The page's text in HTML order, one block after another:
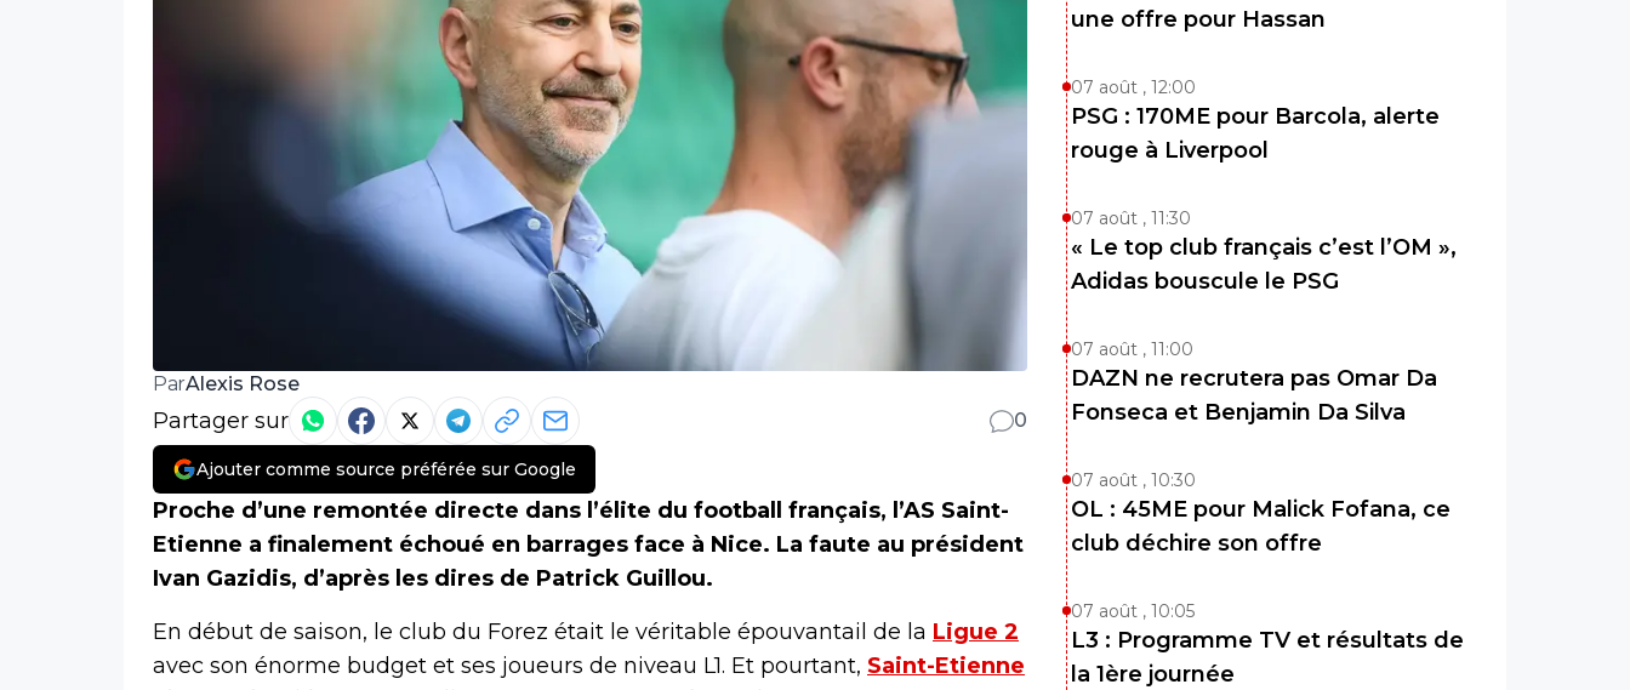
ParAlexis Rose
Partager sur 0
Ajouter comme source préférée sur Google
Proche d’une remontée directe dans l’élite du football français, l’AS Saint-
Etienne a finalement échoué en barrages face à Nice. La faute au président
Ivan Gazidis, d’après les dires de Patrick Guillou.
En début de saison, le club du Forez était le véritable épouvantail de la Ligue 2
avec son énorme budget et ses joueurs de niveau L1. Et pourtant, Saint-Etienne
une offre pour Hassan
07 août , 12:00
PSG : 170ME pour Barcola, alerte
rouge à Liverpool
07 août , 11:30
« Le top club français c’est l’OM »,
Adidas bouscule le PSG
07 août , 11:00
DAZN ne recrutera pas Omar Da
Fonseca et Benjamin Da Silva
07 août , 10:30
OL : 45ME pour Malick Fofana, ce
club déchire son offre
07 août , 10:05
L3 : Programme TV et résultats de
la 1ère journée